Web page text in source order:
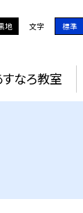
地 文字 標準
すなろ教室